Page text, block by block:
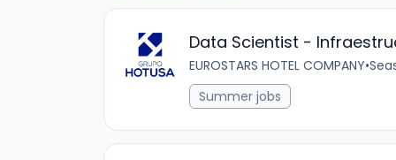
Data Scientist -
EUROSTARS HOTEL COMPANY•
Summer jobs